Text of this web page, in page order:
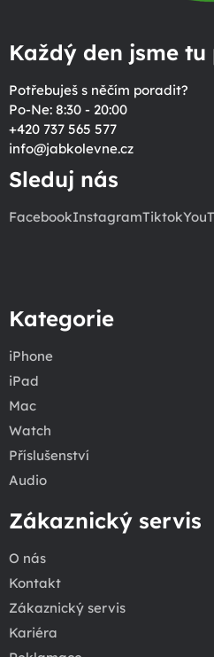
Každý den jsme tu
Potřebuješ s něčím poradit?
Po-Ne: 8:30 - 20:00
+420 737 565 577
info@jabkolevne.cz
Sleduj nás
FacebookInstagramTiktok
Kategorie
iPhone
iPad
Mac
Watch
Příslušenství
Audio
Zákaznický servis
O nás
Kontakt
Zákaznický servis
Kariéra